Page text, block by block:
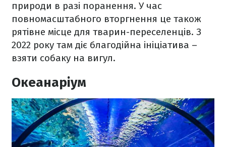
природи в разі поранення. У час
повномасштабного вторгнення це також
рятівне місце для тварин-переселенців. З
2022 року там діє благодійна ініціатива –
взяти собаку на вигул.
Океанаріум